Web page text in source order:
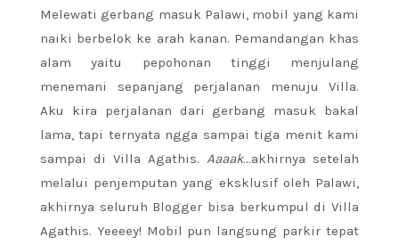
Melewati gerbang masuk Palawi, mobil yang kami
naiki berbelok ke arah kanan. Pemandangan khas
alam yaitu pepohonan tinggi menjulang
menemani sepanjang perjalanan menuju Villa.
Aku kira perjalanan dari gerbang masuk bakal
lama, tapi ternyata ngga sampai tiga menit kami
sampai di Villa Agathis. Aaaak…akhirnya setelah
melalui penjemputan yang eksklusif oleh Palawi,
akhirnya seluruh Blogger bisa berkumpul di Villa
Agathis. Yeeeey! Mobil pun langsung parkir tepat